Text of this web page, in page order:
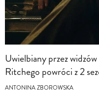
Uwielbiany przez
Ritchego powróci z 2
ANTONINA ZBOROWSKA